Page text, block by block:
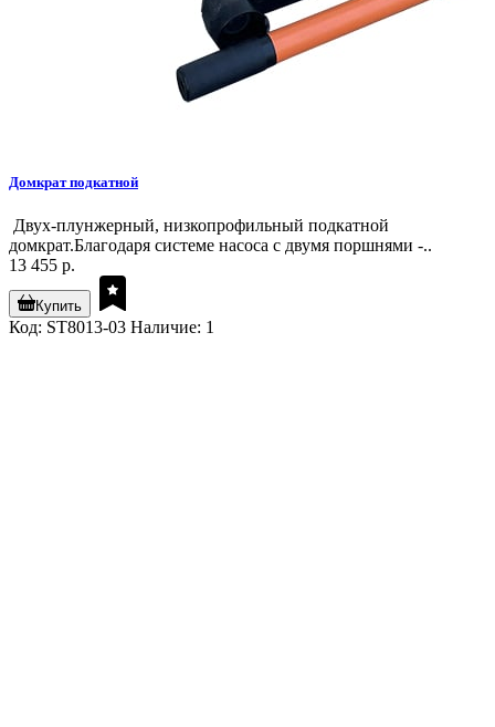
Домкрат подкатной
Двух-плунжерный, низкопрофильный подкатной
домкрат.Благодаря системе насоса с двумя поршнями -..
13 455 р.
Купить
Код: ST8013-03 Наличие: 1